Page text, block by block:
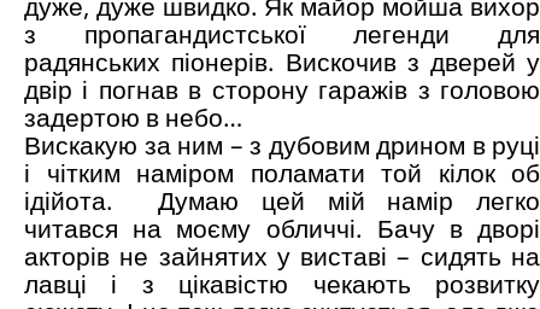
з пропагандистської легенди для
радянських піонерів. Вискочив з дверей у
двір і погнав в сторону гаражів з головою
задертою в небо…
Вискакую за ним – з дубовим дрином в руці
і чітким наміром поламати той кілок об
ідійота. Думаю цей мій намір легко
читався на моєму обличчі. Бачу в дворі
акторів не зайнятих у виставі – сидять на
лавці і з цікавістю чекають розвитку